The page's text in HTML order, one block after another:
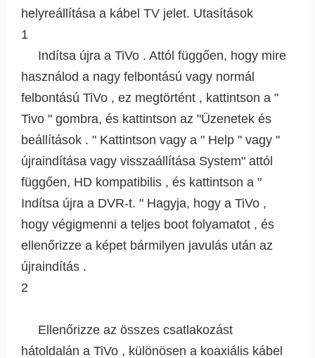
helyreállítása a kábel TV jelet. Utasítások
1
Indítsa újra a TiVo . Attól függően, hogy mire
használod a nagy felbontású vagy normál
felbontású TiVo , ez megtörtént , kattintson a "
Tivo " gombra, és kattintson az "Üzenetek és
beállítások . " Kattintson vagy a " Help " vagy "
újraindítása vagy visszaállítása System" attól
függően, HD kompatibilis , és kattintson a "
Indítsa újra a DVR-t. " Hagyja, hogy a TiVo ,
hogy végigmenni a teljes boot folyamatot , és
ellenőrizze a képet bármilyen javulás után az
újraindítás .
2
Ellenőrizze az összes csatlakozást
hátoldalán a TiVo , különösen a koaxiális kábel